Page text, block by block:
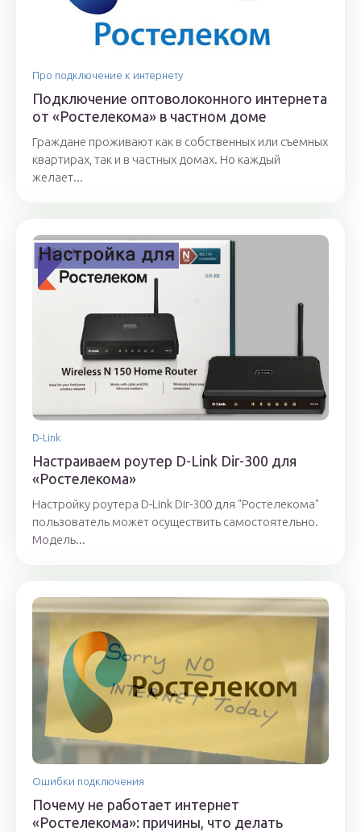
Про подключение к интернету
Подключение оптоволоконного интернета
от «Ростелекома» в частном доме
Граждане проживают как в собственных или съемных
квартирах, так и в частных домах. Но каждый
желает...
D-Link
Настраиваем роутер D-Link Dir-300 для
«Ростелекома»
Настройку роутера D-Link Dir-300 для "Ростелекома"
пользователь может осуществить самостоятельно.
Модель...
Ошибки подключения
Почему не работает интернет
«Ростелекома»: причины, что делать